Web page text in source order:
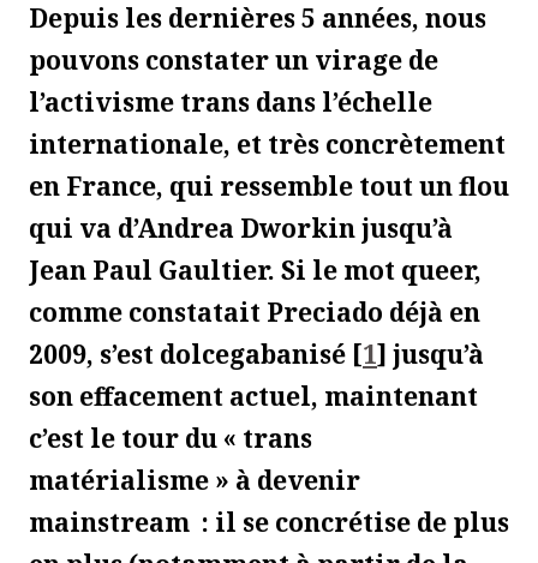
Depuis les dernières 5 années, nous
pouvons constater un virage de
l’activisme trans dans l’échelle
internationale, et très concrètement
en France, qui ressemble tout un flou
qui va d’Andrea Dworkin jusqu’à
Jean Paul Gaultier. Si le mot queer,
comme constatait Preciado déjà en
2009, s’est dolcegabanisé [1] jusqu’à
son effacement actuel, maintenant
c’est le tour du « trans
matérialisme » à devenir
mainstream : il se concrétise de plus